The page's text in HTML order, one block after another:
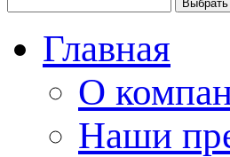
Главная
О
Наши